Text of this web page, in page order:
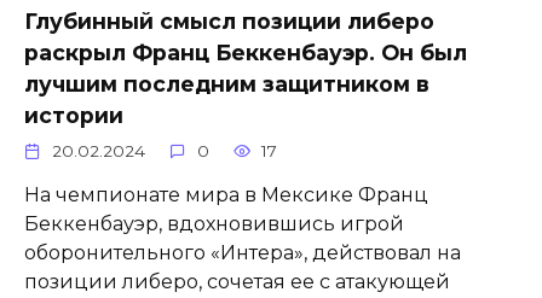
Глубинный смысл позиции либеро
раскрыл Франц Беккенбауэр. Он был
лучшим последним защитником в
истории
20.02.2024 0 17
На чемпионате мира в Мексике Франц
Беккенбауэр, вдохновившись игрой
оборонительного «Интера», действовал на
позиции либеро, сочетая ее с атакующей